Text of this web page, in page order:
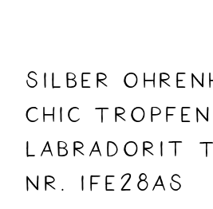
Silber
Chic Tropfen
Labradorit
nr. IFE28AS